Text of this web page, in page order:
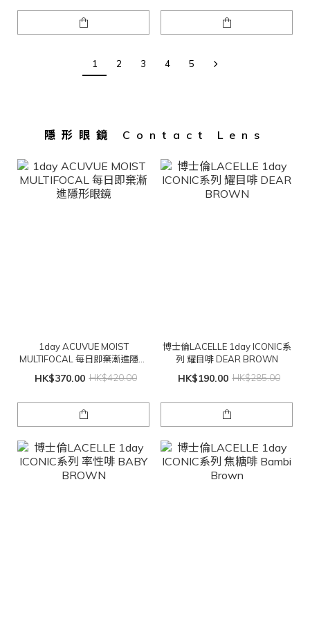
1 2 3 4 5
隱形眼鏡 Contact Lens
1day ACUVUE MOIST
MULTIFOCAL 每日即棄漸進隱形
HK$370.00 HK$420.00
博士倫LACELLE 1day ICONIC系
列 耀目啡 DEAR BROWN
HK$190.00 HK$285.00